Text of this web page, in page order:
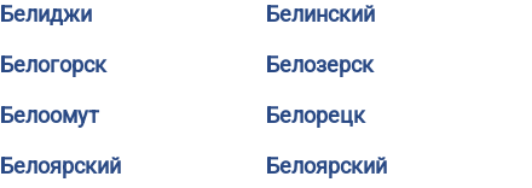
Белиджи Белинский
Белогорск Белозерск
Белоомут Белорецк
Белоярский Белоярский